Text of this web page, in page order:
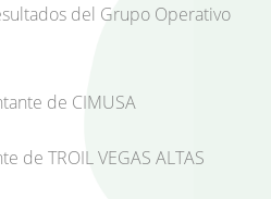
del Grupo Operativo
de CIMUSA
de TROIL VEGAS ALTAS